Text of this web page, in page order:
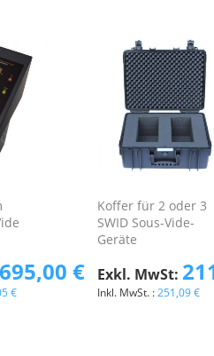
€
695,00 €
Koffer für 2 oder 3
SWID Sous-Vide-
Geräte
251,09 €